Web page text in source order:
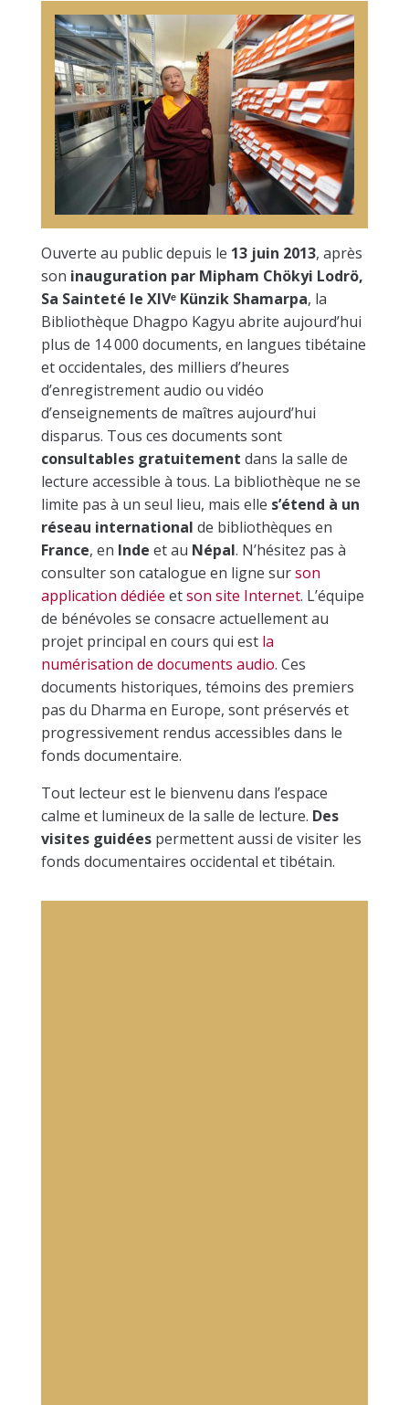
Ouverte au public depuis le 13 juin 2013, après
son inauguration par Mipham Chökyi Lodrö,
Sa Sainteté le XIVᵉKünzik Shamarpa, la
Bibliothèque Dhagpo Kagyu abrite aujourd’hui
plus de 14 000 documents, en langues tibétaine
et occidentales, des milliers d’heures
d’enregistrement audio ou vidéo
d’enseignements de maîtres aujourd’hui
disparus. Tous ces documents sont
consultables gratuitement dans la salle de
lecture accessible à tous. La bibliothèque ne se
limite pas à un seul lieu, mais elle s’étend à un
réseau international de bibliothèques en
France, en Inde et au Népal. N’hésitez pas à
consulter son catalogue en ligne surson
application dédiée etson site Internet. L’équipe
de bénévoles se consacre actuellement au
projet principal en cours qui est la
numérisation de documents audio. Ces
documents historiques, témoins des premiers
pas du Dharma en Europe, sont préservés et
progressivement rendus accessibles dans le
fonds documentaire.
Tout lecteur est le bienvenu dans l’espace
calme et lumineux de la salle de lecture. Des
visites guidéespermettent aussi de visiter les
fonds documentaires occidental et tibétain.